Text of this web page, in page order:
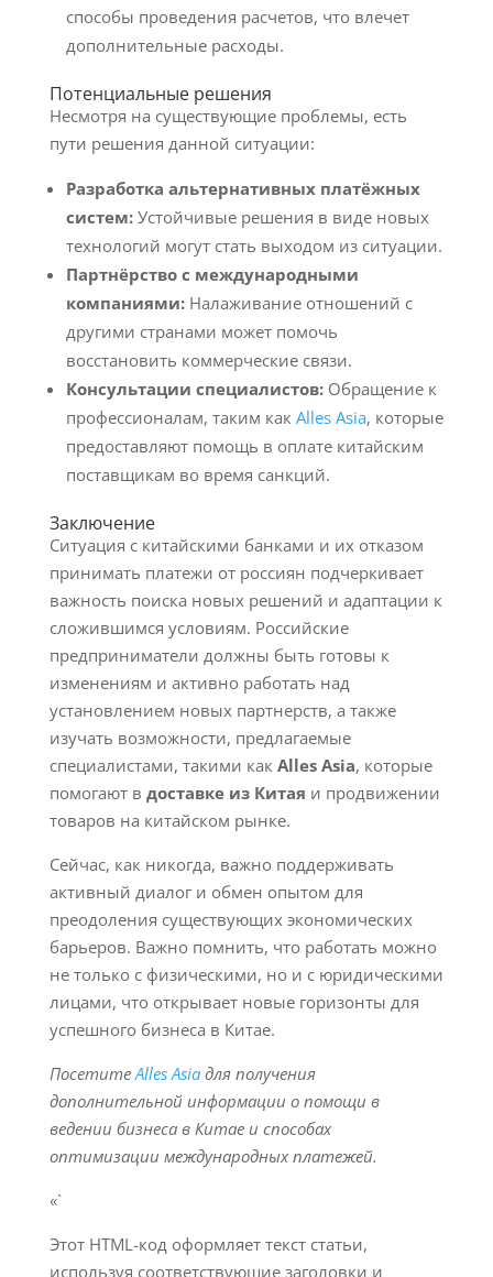
способы проведения расчетов, что влечет
дополнительные расходы.
Потенциальные решения
Несмотря на существующие проблемы, есть
пути решения данной ситуации:
Разработка альтернативных платёжных
систем:Устойчивые решения в виде новых
технологий могут стать выходом из ситуации.
Партнёрство с международными
компаниями:Налаживание отношений с
другими странами может помочь
восстановить коммерческие связи.
Консультации специалистов:Обращение к
профессионалам, таким как Alles Asia, которые
предоставляют помощь в оплате китайским
поставщикам во время санкций.
Заключение
Ситуация с китайскими банками и их отказом
принимать платежи от россиян подчеркивает
важность поиска новых решений и адаптации к
сложившимся условиям. Российские
предприниматели должны быть готовы к
изменениям и активно работать над
установлением новых партнерств, а также
изучать возможности, предлагаемые
специалистами, такими как Alles Asia, которые
помогают в доставке из Китая и продвижении
товаров на китайском рынке.
Сейчас, как никогда, важно поддерживать
активный диалог и обмен опытом для
преодоления существующих экономических
барьеров. Важно помнить, что работать можно
не только с физическими, но и с юридическими
лицами, что открывает новые горизонты для
успешного бизнеса в Китае.
ПосетитеAlles Asiaдля получения
дополнительной информации о помощи в
ведении бизнеса в Китае и способах
оптимизации международных платежей.
«`
Этот HTML-код оформляет текст статьи,
используя соответствующие заголовки и